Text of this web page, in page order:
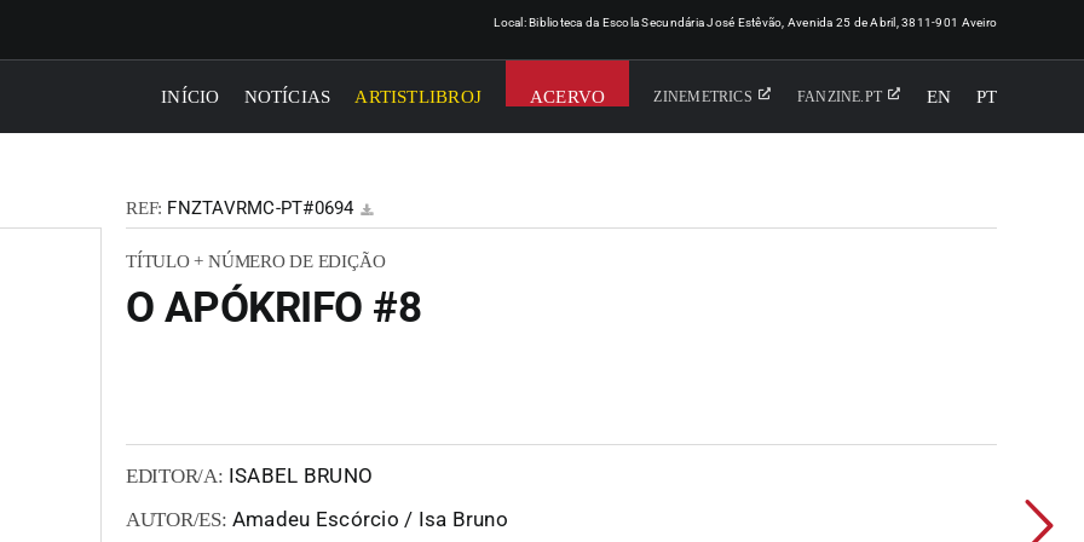
Local: Biblioteca da Escola Secundária José Estêvão, Avenida 25 de Abril, 3811-901 Aveiro
INÍCIO NOTÍCIAS ARTISTLIBROJ ACERVO ZINEMETRICS FANZINE.PT EN PT
REF: FNZTAVRMC-PT#0694
TÍTULO + NÚMERO DE EDIÇÃO
O APÓKRIFO #8
EDITOR/A: ISABEL BRUNO
AUTOR/ES: Amadeu Escórcio / Isa Bruno